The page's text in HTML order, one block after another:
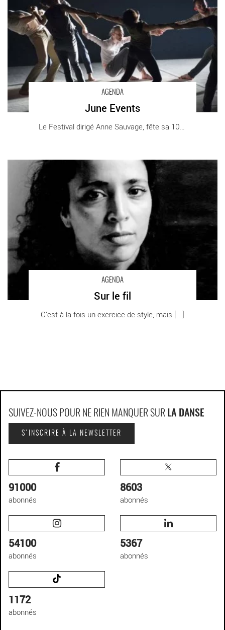
AGENDA
June Events
AGENDA
Sur le fil
C’est à la fois un exercice de style, mais [...]
Sur le fil - Critique sortie Danse
SUIVEZ-NOUS POUR NE RIEN MANQUER SUR LA DANSE
S'INSCRIRE À LA NEWSLETTER
91000
abonnés
8603
abonnés
54100
abonnés
5367
abonnés
1172
abonnés